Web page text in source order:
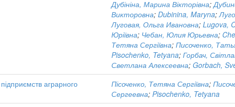
Дубініна, Марина Вікторівна;
Викторовна; Dubinina, Maryna;
Луговая, Ольга Ивановна; Lugova,
Юріївна; Чебан, Юлия Юрьевна;
Тетяна Сергіївна; Писоченко,
Pisochenko, Tetyana; Горбач,
Светлана Алексеевна; Gorbach,
аграрного
Пісоченко, Тетяна Сергіївна;
Сергеевна; Pisochenko, Tetyana